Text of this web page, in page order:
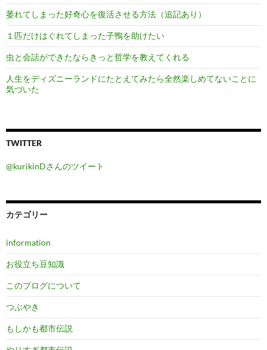
萎れてしまった好奇心を復活させる方法（追記あり）
１匹だけはぐれてしまった子鴨を助けたい
虫と会話ができたならきっと哲学を教えてくれる
人生をディズニーランドにたとえてみたら全然楽しめてないことに
気づいた
TWITTER
@kurikinDさんのツイート
カテゴリー
information
お役立ち豆知識
このブログについて
つぶやき
もしかも都市伝説